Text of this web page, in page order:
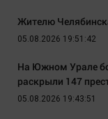
Жителю
05.08.2026 19:51:42
На Южном Урале
раскрыли 147
05.08.2026 19:43:51